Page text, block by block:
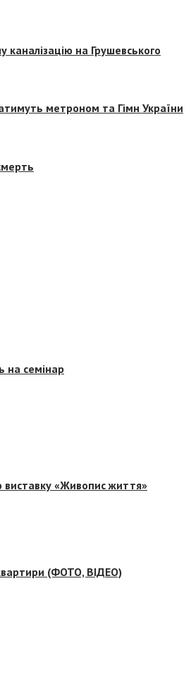
на Грушевського
метроном та Гімн України
на семінар
виставку «Живопис життя»
(ФОТО, ВІДЕО)